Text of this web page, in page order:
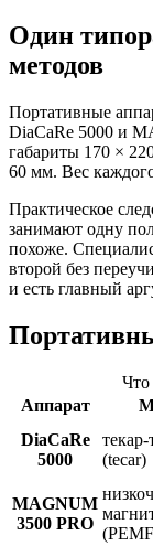
Один
методов
Портативные
DiaCaRe 5000 и
габариты 170 ×
60 мм. Вес
Практическое
занимают одну
похоже.
второй без
и есть главный
Что
Аппарат
DiaCaRe
5000
(tecar)
MAGNUM
3500 PRO